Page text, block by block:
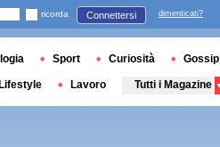
ricorda Connettersi dimenticati?
Sport Curiosità Gossip
Lifestyle Lavoro Tutti i Magazine